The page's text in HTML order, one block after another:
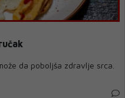
da poboljša zdravlje srca.